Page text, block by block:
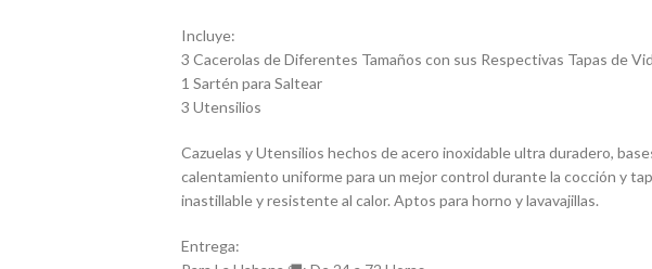
Incluye:
3 Cacerolas de Diferentes Tamaños con sus Respectivas Tapas de
1 Sartén para Saltear
3 Utensilios
Cazuelas y Utensilios hechos de acero inoxidable ultra duradero,
calentamiento uniforme para un mejor control durante la cocción y
inastillable y resistente al calor. Aptos para horno y lavavajillas.
Entrega: